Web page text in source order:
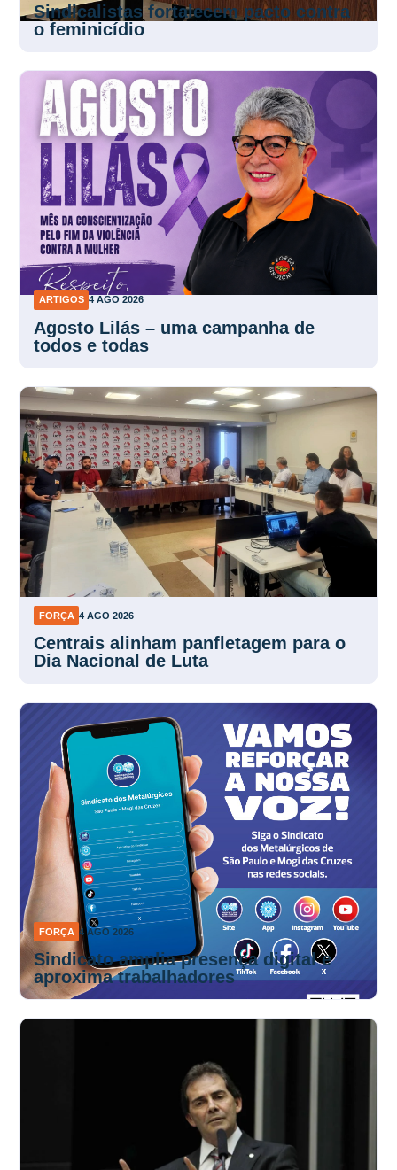
Sindicalistas fortalecem pacto contra
o feminicídio
ARTIGOS 4 AGO 2026
Agosto Lilás – uma campanha de
todos e todas
FORÇA 4 AGO 2026
Centrais alinham panfletagem para o
Dia Nacional de Luta
FORÇA 4 AGO 2026
Sindicato amplia presença digital e
aproxima trabalhadores